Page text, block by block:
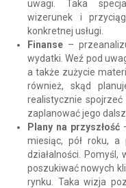
uwagi. Taka
wizerunek i
konkretnej usługi.
Finanse –
wydatki. Weź pod
a także zużycie
również, skąd
realistycznie spojrzeć
zaplanować jego
Plany na przyszłość
miesiąc, pół roku, a
działalności.
poszukiwać nowych
rynku. Taka wizja